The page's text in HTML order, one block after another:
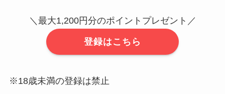
＼最大1,200円分のポイントプレゼント／
登録はこちら
※18歳未満の登録は禁止